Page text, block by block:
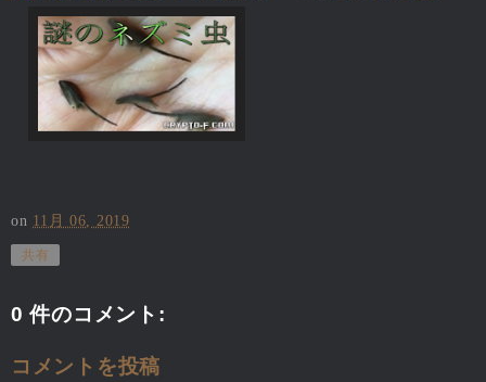
on 11月 06, 2019
共有
0 件のコメント:
コメントを投稿